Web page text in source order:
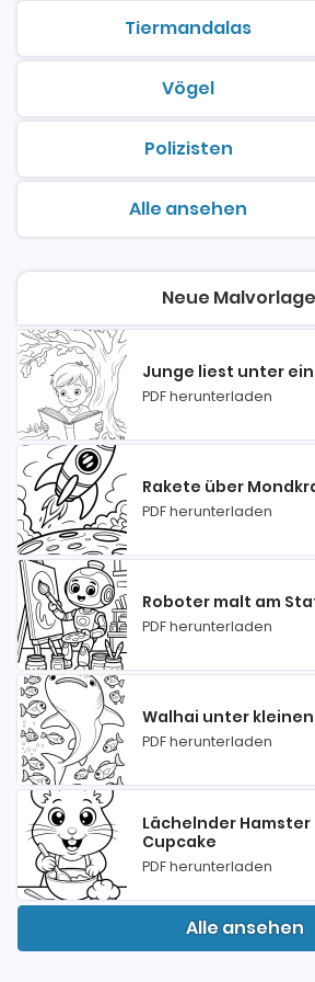
Tiermandalas
malvorlagen
Vögelmalvorlagen
Polizistenmalvorlagen
Alle ansehen
malvorlagen
Neue
Junge liest unter
PDF herunterladen
Rakete über
PDF herunterladen
Roboter malt am
PDF herunterladen
Walhai unter
PDF herunterladen
Lächelnder
Cupcake
PDF herunterladen
Alle ansehen